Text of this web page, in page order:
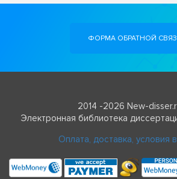
ФОРМА ОБРАТНОЙ
2014 -2026 New-
Электронная библиотека
Оплата, доставка, условия